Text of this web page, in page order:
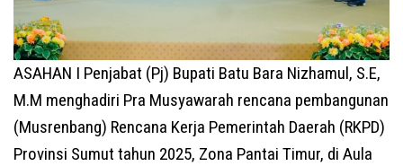
ASAHAN I Penjabat (Pj) Bupati Batu Bara Nizhamul, S.E,
M.M menghadiri Pra Musyawarah rencana pembangunan
(Musrenbang) Rencana Kerja Pemerintah Daerah (RKPD)
Provinsi Sumut tahun 2025, Zona Pantai Timur, di Aula